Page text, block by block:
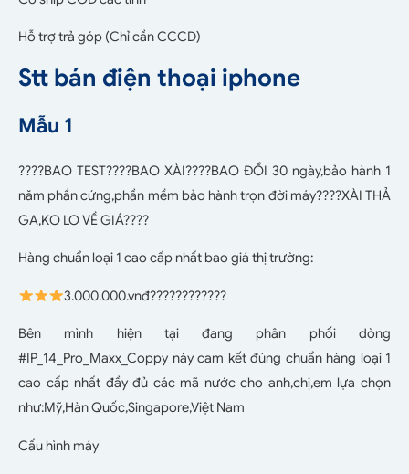
Hỗ trợ trả góp (Chỉ cần CCCD)
Stt bán điện thoại iphone
Mẫu 1
????BAO TEST????BAO XÀI????BAO ĐỔI 30 ngày,bảo hành 1
năm phần cứng,phần mềm bảo hành trọn đời máy????XÀI THẢ
GA,KO LO VỀ GIÁ????
Hàng chuẩn loại 1 cao cấp nhất bao giá thị trường:
3.000.000.vnđ????????????
Bên mình hiện tại đang phân phối dòng
#IP_14_Pro_Maxx_Coppy này cam kết đúng chuẩn hàng loại 1
cao cấp nhất đầy đủ các mã nước cho anh,chị,em lựa chọn
như:Mỹ,Hàn Quốc,Singapore,Việt Nam
Cấu hình máy